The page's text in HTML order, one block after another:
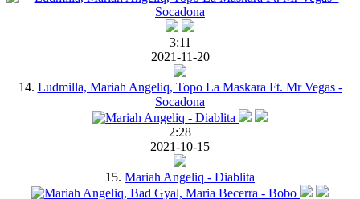
3:11
2021-11-20
14. Ludmilla, Mariah Angeliq, Topo La Maskara Ft. Mr Vegas -
Socadona
2:28
2021-10-15
15. Mariah Angeliq - Diablita